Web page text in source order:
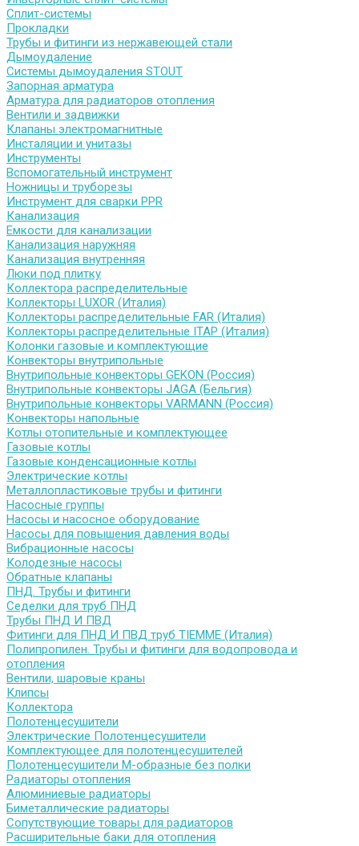
Сплит-системы
Прокладки
Трубы и фитинги из нержавеющей стали
Дымоудаление
Системы дымоудаления STOUT
Запорная арматура
Арматура для радиаторов отопления
Вентили и задвижки
Клапаны электромагнитные
Инсталяции и унитазы
Инструменты
Вспомогательный инструмент
Ножницы и труборезы
Инструмент для сварки PPR
Канализация
Емкости для канализации
Канализация наружняя
Канализация внутренняя
Люки под плитку
Коллектора распределительные
Коллекторы LUXOR (Италия)
Коллекторы распределительные FAR (Италия)
Коллекторы распределительные ITAP (Италия)
Колонки газовые и комплектующие
Конвекторы внутрипольные
Внутрипольные конвекторы GEKON (Россия)
Внутрипольные конвекторы JAGA (Бельгия)
Внутрипольные конвекторы VARMANN (Россия)
Конвекторы напольные
Котлы отопительные и комплектующее
Газовые котлы
Газовые конденсационные котлы
Электрические котлы
Металлопластиковые трубы и фитинги
Насосные группы
Насосы и насосное оборудование
Насосы для повышения давления воды
Вибрационные насосы
Колодезные насосы
Обратные клапаны
ПНД. Трубы и фитинги
Седелки для труб ПНД
Трубы ПНД И ПВД
Фитинги для ПНД И ПВД труб TIEMME (Италия)
Полипропилен. Трубы и фитинги для водопровода и
отопления
Вентили, шаровые краны
Клипсы
Коллектора
Полотенцесушители
Электрические Полотенцесушители
Комплектующее для полотенцесушителей
Полотенцесушители М-образные без полки
Радиаторы отопления
Алюминиевые радиаторы
Биметаллические радиаторы
Сопутствующие товары для радиаторов
Расширительные баки для отопления